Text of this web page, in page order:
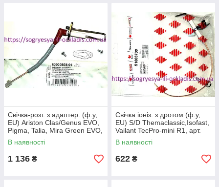
Свічка-розт. з адаптер. (ф.у,
EU) Ariston Clas/Genus EVO,
Pigma, Talia, Mira Green EVO,
арт. 6000868, к.з.1048
В наявності
1 136 ₴
Свічка іоніз. з дротом (ф.у,
EU) S/D Themaclassic,Isofast,
Vailant TecPro-mini R1, арт.
S1003700, к.з. 1721
В наявності
622 ₴